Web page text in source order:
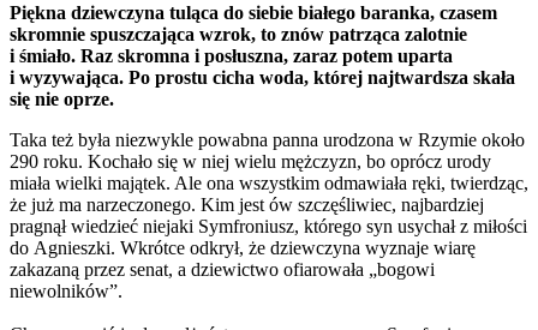
Piękna dziewczyna tuląca do siebie białego baranka, czasem
skromnie spuszczająca wzrok, to znów patrząca zalotnie
i śmiało. Raz skromna i posłuszna, zaraz potem uparta
i wyzywająca. Po prostu cicha woda, której najtwardsza skała
się nie oprze.
Taka też była niezwykle powabna panna urodzona w Rzymie około
290 roku. Kochało się w niej wielu mężczyzn, bo oprócz urody
miała wielki majątek. Ale ona wszystkim odmawiała ręki, twierdząc,
że już ma narzeczonego. Kim jest ów szczęśliwiec, najbardziej
pragnął wiedzieć niejaki Symfroniusz, którego syn usychał z miłości
do Agnieszki. Wkrótce odkrył, że dziewczyna wyznaje wiarę
zakazaną przez senat, a dziewictwo ofiarowała „bogowi
niewolników”.